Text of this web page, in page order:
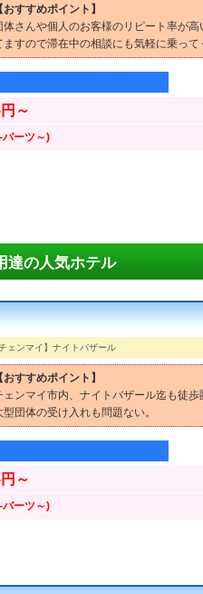
【おすすめポイント】
体さんや個人のお客様のリピート率が
ますので滞在中の相談にも気軽に乗っ
～
バーツ～)
達の人気ホテル
チェンマイ】ナイトバザール
【おすすめポイント】
ェンマイ市内、ナイトバザール迄も徒
型団体の受け入れも問題ない。
～
バーツ～)